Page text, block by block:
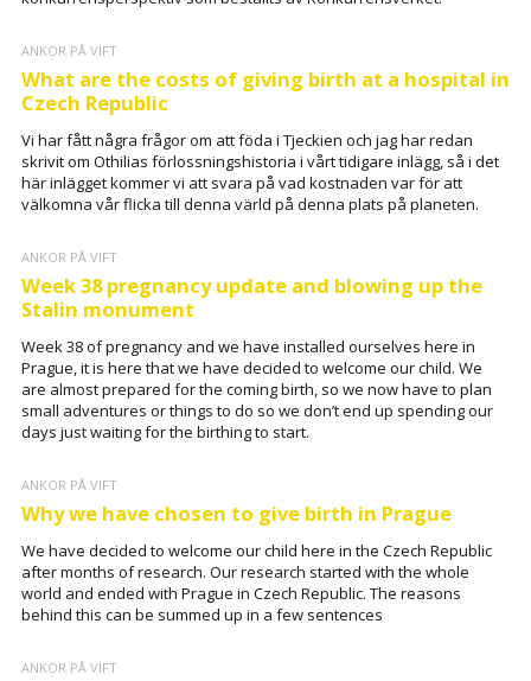
ANKOR PÅ VIFT
What are the costs of giving birth at a hospital in
Czech Republic
Vi har fått några frågor om att föda i Tjeckien och jag har redan
skrivit om Othilias förlossningshistoria i vårt tidigare inlägg, så i det
här inlägget kommer vi att svara på vad kostnaden var för att
välkomna vår flicka till denna värld på denna plats på planeten.
ANKOR PÅ VIFT
Week 38 pregnancy update and blowing up the
Stalin monument
Week 38 of pregnancy and we have installed ourselves here in
Prague, it is here that we have decided to welcome our child. We
are almost prepared for the coming birth, so we now have to plan
small adventures or things to do so we don’t end up spending our
days just waiting for the birthing to start.
ANKOR PÅ VIFT
Why we have chosen to give birth in Prague
We have decided to welcome our child here in the Czech Republic
after months of research. Our research started with the whole
world and ended with Prague in Czech Republic. The reasons
behind this can be summed up in a few sentences
ANKOR PÅ VIFT